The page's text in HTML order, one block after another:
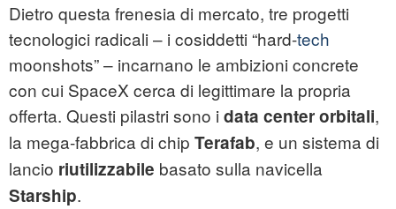
Dietro questa frenesia di mercato, tre progetti
tecnologici radicali – i cosiddetti “hard-tech
moonshots” – incarnano le ambizioni concrete
con cui SpaceX cerca di legittimare la propria
offerta. Questi pilastri sono i data center orbitali,
la mega-fabbrica di chip Terafab, e un sistema di
lancio riutilizzabile basato sulla navicella
Starship.